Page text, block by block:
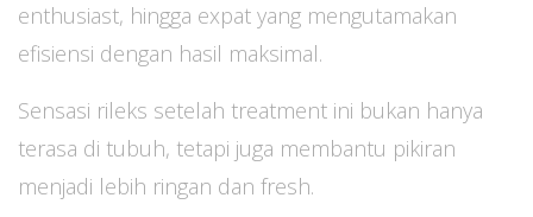
enthusiast, hingga expat yang mengutamakan
efisiensi dengan hasil maksimal.
Sensasi rileks setelah treatment ini bukan hanya
terasa di tubuh, tetapi juga membantu pikiran
menjadi lebih ringan dan fresh.